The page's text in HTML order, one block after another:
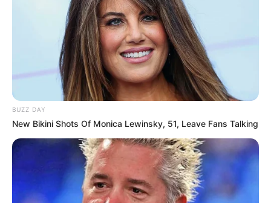
SHARE THIS Share it Tweet
Pin it
PUBLICAÇÕES RELACIONADAS
Notícia
PUBLICAÇÃO RECENTE
BUZZ DAY
New Bikini Shots Of Monica Lewinsky, 51, Leave Fans Talking